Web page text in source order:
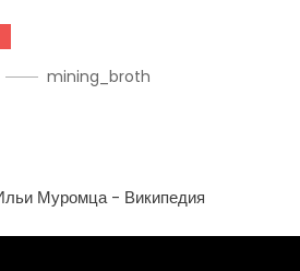
mining_broth